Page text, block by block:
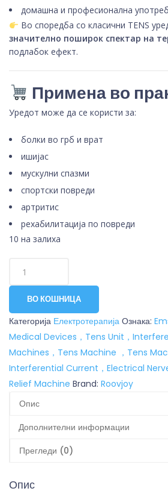
домашна и професионална
Во споредба со класични TENS
значително поширок спектар на
подлабок ефект.
Примена во
Уредот може да се користи за:
болки во грб и врат
ишијас
мускулни спазми
спортски повреди
артритис
рехабилитација по повреди
10 на залиха
ВО КОШНИЦА
Категорија Електротерапија Ознака:
Medical Devices，Tens Unit，
Machines，Tens Machine ，Tens
Interferential Current，Electrical
Relief Machine Brand: Roovjoy
Опис
Дополнителни информации
Прегледи (0)
Опис